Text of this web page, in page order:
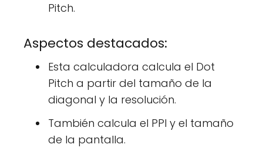
Pitch.
Aspectos destacados:
Esta calculadora calcula el Dot
Pitch a partir del tamaño de la
diagonal y la resolución.
También calcula el PPI y el tamaño
de la pantalla.